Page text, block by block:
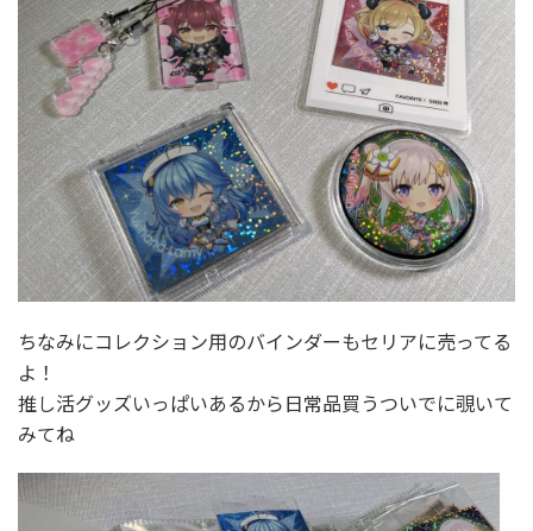
ちなみにコレクション用のバインダーもセリアに売ってる
よ！
推し活グッズいっぱいあるから日常品買うついでに覗いて
みてね